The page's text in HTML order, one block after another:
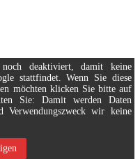
deaktiviert, damit keine
stattfindet. Wenn Sie diese
möchten klicken Sie bitte auf
Sie: Damit werden Daten
wir keine